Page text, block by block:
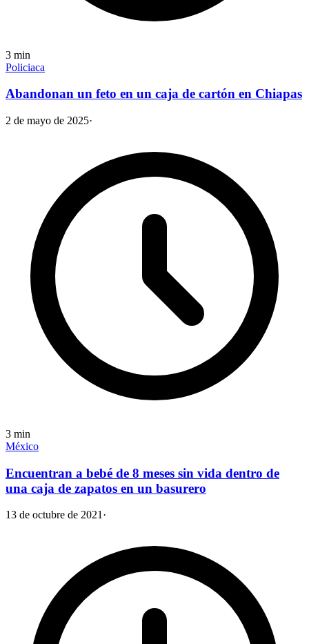
3 min
Policiaca
Abandonan un feto en un caja de cartón en Chiapas
2 de mayo de 2025·
3 min
México
Encuentran a bebé de 8 meses sin vida dentro de
una caja de zapatos en un basurero
13 de octubre de 2021·